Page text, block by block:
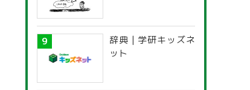
辞典 | 学研キッズネ
ット